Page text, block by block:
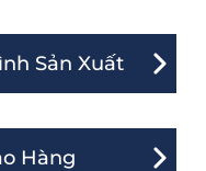
Sản Xuất
Hàng